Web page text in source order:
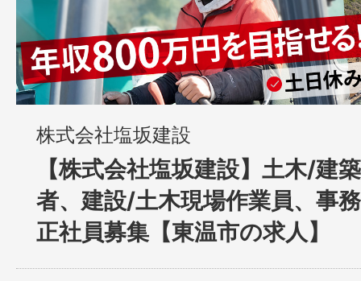
株式会社塩坂建設
【株式会社塩坂建設】土木/建
者、建設/土木現場作業員、事
正社員募集【東温市の求人】